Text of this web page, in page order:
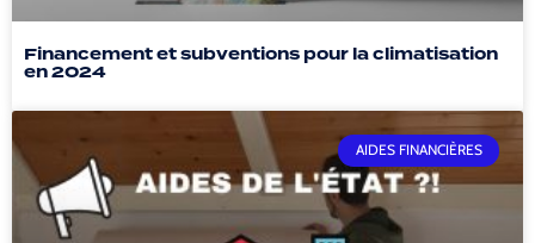
Financement et subventions pour la climatisation
en 2024
AIDES FINANCIÈRES